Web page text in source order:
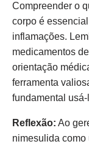
Compreender o
corpo é
inflamações.
medicamentos
orientação
ferramenta
fundamental
Reflexão: Ao
nimesulida como